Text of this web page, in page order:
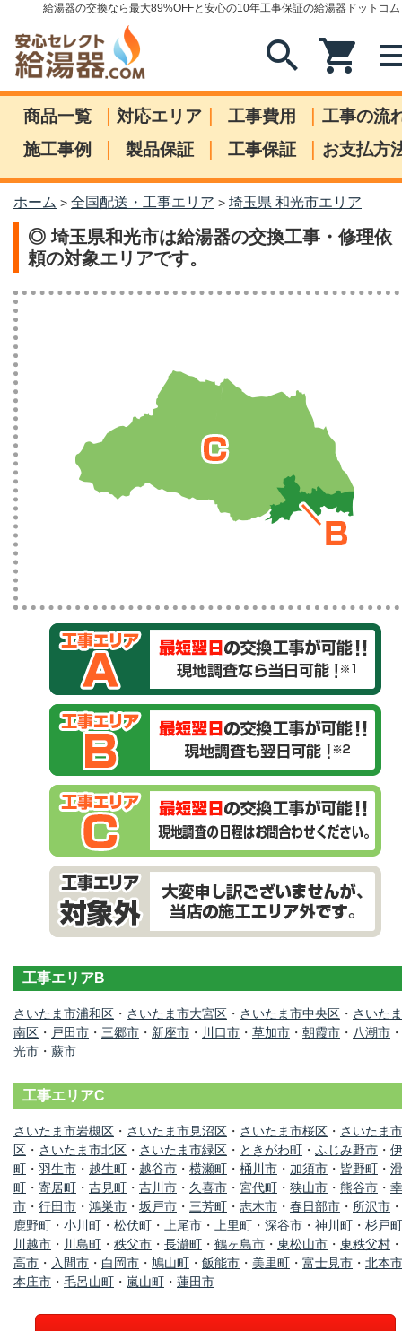
給湯器の交換なら最大89%OFFと安心の10年工事保証の給湯器ドットコム
search shopping_cart
商品一覧 | 対応エリア | 工事費用 | 工事の流
施工事例
| 製品保証 | 工事保証 | お支払方
ホーム > 全国配送・工事エリア > 埼玉県 和光市エリア
◎ 埼玉県和光市は給湯器の交換工事・修理依
頼の対象エリアです。
工事エリアB
さいたま市浦和区 ・ さいたま市大宮区 ・ さいたま市中央区 ・ さいた
南区 ・ 戸田市 ・ 三郷市 ・ 新座市 ・ 川口市 ・ 草加市 ・ 朝霞市 ・ 八潮市 ・
光市 ・ 蕨市
工事エリアC
さいたま市岩槻区 ・ さいたま市見沼区 ・ さいたま市桜区 ・ さいたま
区 ・ さいたま市北区 ・ さいたま市緑区 ・ ときがわ町 ・ ふじみ野市 ・
町 ・ 羽生市 ・ 越生町 ・ 越谷市 ・ 横瀬町 ・ 桶川市 ・ 加須市 ・ 皆野町 ・
町 ・ 寄居町 ・ 吉見町 ・ 吉川市 ・ 久喜市 ・ 宮代町 ・ 狭山市 ・ 熊谷市 ・
市 ・ 行田市 ・ 鴻巣市 ・ 坂戸市 ・ 三芳町 ・ 志木市 ・ 春日部市 ・ 所沢市 ・
鹿野町 ・ 小川町 ・ 松伏町 ・ 上尾市 ・ 上里町 ・ 深谷市 ・ 神川町 ・ 杉戸町
川越市 ・ 川島町 ・ 秩父市 ・ 長瀞町 ・ 鶴ヶ島市 ・ 東松山市 ・ 東秩父村 ・
高市 ・ 入間市 ・ 白岡市 ・ 鳩山町 ・ 飯能市 ・ 美里町 ・ 富士見市 ・ 北本市
本庄市 ・ 毛呂山町 ・ 嵐山町 ・ 蓮田市